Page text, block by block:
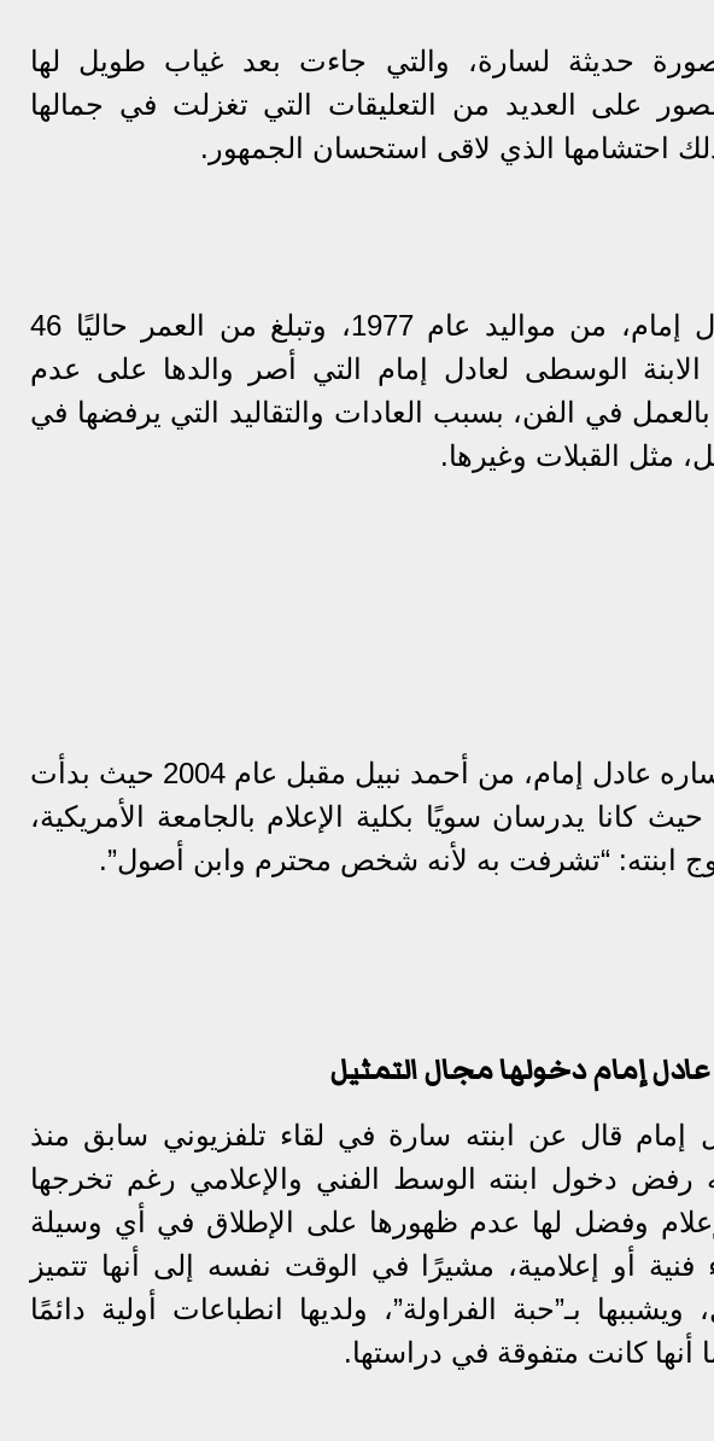
حديثة لسارة، والتي جاءت بعد غياب طويل لها
على العديد من التعليقات التي تغزلت في جمالها
احتشامها الذي لاقى استحسان الجمهور.
سارة عادل إمام، من مواليد عام 1977، وتبلغ من العمر حاليًا 46
الابنة الوسطى لعادل إمام التي أصر والدها على عدم
في الفن، بسبب العادات والتقاليد التي يرفضها في
مثل القبلات وغيرها.
وتزوجت ساره عادل إمام، من أحمد نبيل مقبل عام 2004 حيث بدأت
كانا يدرسان سويًا بكلية الإعلام بالجامعة الأمريكية،
ابنته: “تشرفت به لأنه شخص محترم وابن أصول”.
إمام دخولها مجال التمثيل
إمام قال عن ابنته سارة في لقاء تلفزيوني سابق منذ
رفض دخول ابنته الوسط الفني والإعلامي رغم تخرجها
وفضل لها عدم ظهورها على الإطلاق في أي وسيلة
فنية أو إعلامية، مشيرًا في الوقت نفسه إلى أنها تتميز
بـ”حبة الفراولة”، ولديها انطباعات أولية دائمًا
أنها كانت متفوقة في دراستها.